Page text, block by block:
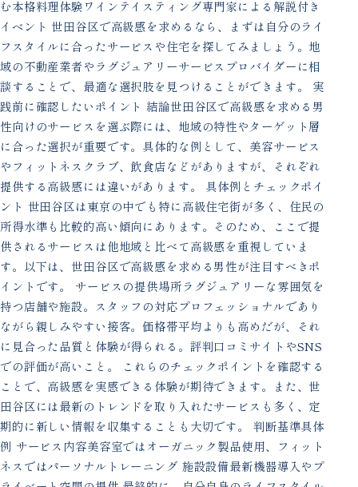
む本格料理体験ワインテイスティング専門家による解説付き
イベント 世田谷区で高級感を求めるなら、まずは自分のライ
フスタイルに合ったサービスや住宅を探してみましょう。地
域の不動産業者やラグジュアリーサービスプロバイダーに相
談することで、最適な選択肢を見つけることができます。 実
践前に確認したいポイント 結論世田谷区で高級感を求める男
性向けのサービスを選ぶ際には、地域の特性やターゲット層
に合った選択が重要です。具体的な例として、美容サービス
やフィットネスクラブ、飲食店などがありますが、それぞれ
提供する高級感には違いがあります。 具体例とチェックポイ
ント 世田谷区は東京の中でも特に高級住宅街が多く、住民の
所得水準も比較的高い傾向にあります。そのため、ここで提
供されるサービスは他地域と比べて高級感を重視していま
す。以下は、世田谷区で高級感を求める男性が注目すべきポ
イントです。 サービスの提供場所ラグジュアリーな雰囲気を
持つ店舗や施設。スタッフの対応プロフェッショナルであり
ながら親しみやすい接客。価格帯平均よりも高めだが、それ
に見合った品質と体験が得られる。評判口コミサイトやSNS
での評価が高いこと。 これらのチェックポイントを確認する
ことで、高級感を実感できる体験が期待できます。また、世
田谷区には最新のトレンドを取り入れたサービスも多く、定
期的に新しい情報を収集することも大切です。 判断基準具体
例 サービス内容美容室ではオーガニック製品使用、フィット
ネスではパーソナルトレーニング 施設設備最新機器導入やプ